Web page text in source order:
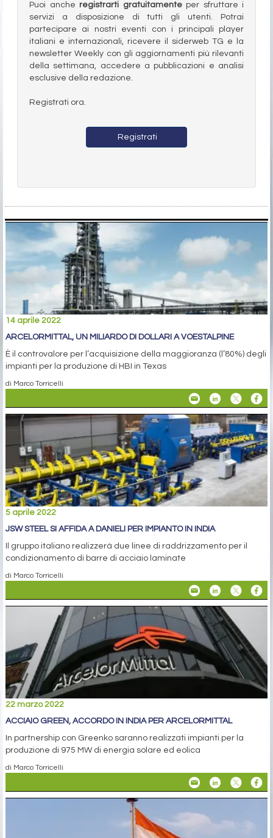
Puoi anche registrarti gratuitamenteper sfruttare i
servizi a disposizione di tutti gli utenti. Potrai
partecipare ai nostri eventi con i principali player
italiani e internazionali, ricevere il siderweb TG e la
newsletter Weekly con gli aggiornamenti più rilevanti
della settimana, accedere a pubblicazioni e analisi
esclusive della redazione.
Registrati ora.
Registrati
14 aprile 2022
ARCELORMITTAL, UN MILIARDO DI DOLLARI A VOESTALPINE
È il controvalore per l’acquisizione della maggioranza (l’80%) degli
impianti per la produzione di HBI in Texas
di Marco Torricelli
5 aprile 2022
JSW STEEL SI AFFIDA A DANIELI PER IMPIANTO IN INDIA
Il gruppo italiano realizzerà due linee di raddrizzamento per il
condizionamento di barre di acciaio laminate
di Marco Torricelli
22 marzo 2022
ACCIAIO GREEN, ACCORDO IN INDIA PER ARCELORMITTAL
In partnership con Greenko saranno realizzati impianti per la
produzione di 975 MW di energia solare ed eolica
di Marco Torricelli